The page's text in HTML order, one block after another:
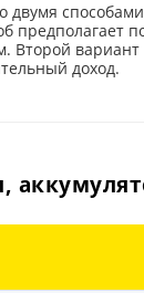
предполагает
вариант
доход.